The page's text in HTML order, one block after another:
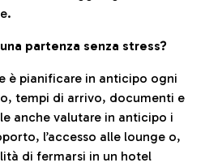
partenza senza stress?
è pianificare in anticipo ogni
tempi di arrivo, documenti e
anche valutare in anticipo i
l’accesso alle lounge o,
di fermarsi in un hotel